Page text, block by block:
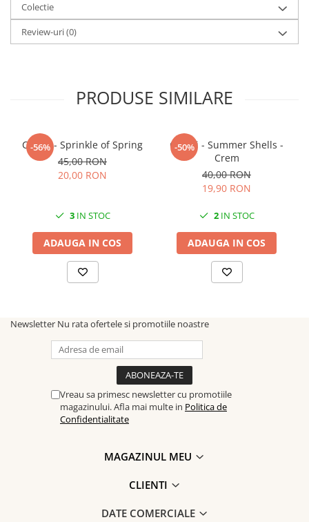
Fiind un produs handmade, pot exista mici imperfecțiuni, fiecare
pereche de cercei fiind unică.
Colectie
Review-uri(0)
PRODUSE SIMILARE
-56%
Cercei - Sprinkle of Spring
45,00 RON
20,00 RON
3IN STOC
ADAUGA IN COS
-50%
Cercei - Summer Shells -
Crem
40,00 RON
19,90 RON
2IN STOC
ADAUGA IN COS
Newsletter Nu rata ofertele si promotiile noastre
Vreau sa primesc newsletter cu promotiile
magazinului. Afla mai multe in Politica de
Confidentialitate
MAGAZINUL MEU
CLIENTI
DATE COMERCIALE